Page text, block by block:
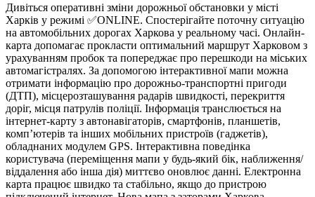
Дивіться оперативні зміни дорожньої обстановки у місті
Харків у режимі ✅ONLINE. Спостерігайте поточну ситуацію
на автомобільних дорогах Харкова у реальному часі. Онлайн-
карта допомагає прокласти оптимальний маршрут Харковом з
урахуванням пробок та попереджає про перешкоди на міських
автомагістралях. За допомогою інтерактивної мапи можна
отримати інформацію про дорожньо-транспортні пригоди
(ДТП), місцерозташування радарів швидкості, перекриття
доріг, місця патрулів поліції. Інформація транслюється на
інтернет-карту з автонавігаторів, смартфонів, планшетів,
комп’ютерів та інших мобільних пристроїв (гаджетів),
обладнаних модулем GPS. Інтерактивна поведінка
користувача (переміщення мапи у будь-який бік, наближення/
віддалення або інша дія) миттєво оновлює данні. Електронна
карта працює швидко та стабільно, якщо до пристрою